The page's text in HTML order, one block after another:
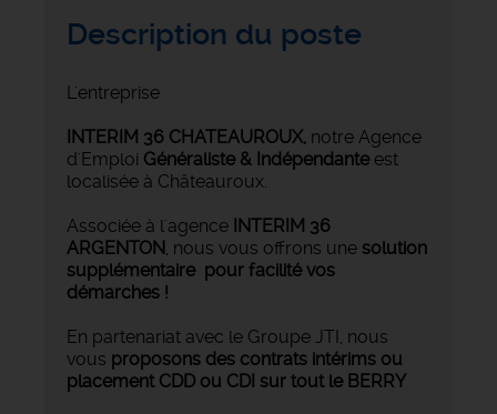
Description du poste
L'entreprise
INTERIM 36 CHATEAUROUX, notre Agence
d'Emploi Généraliste & Indépendante est
localisée à Châteauroux.
Associée à l'agence INTERIM 36
ARGENTON, nous vous offrons une solution
supplémentaire pour facilité vos
démarches !
En partenariat avec le Groupe JTI, nous
vous proposons des contrats intérims ou
placement CDD ou CDI sur tout le BERRY